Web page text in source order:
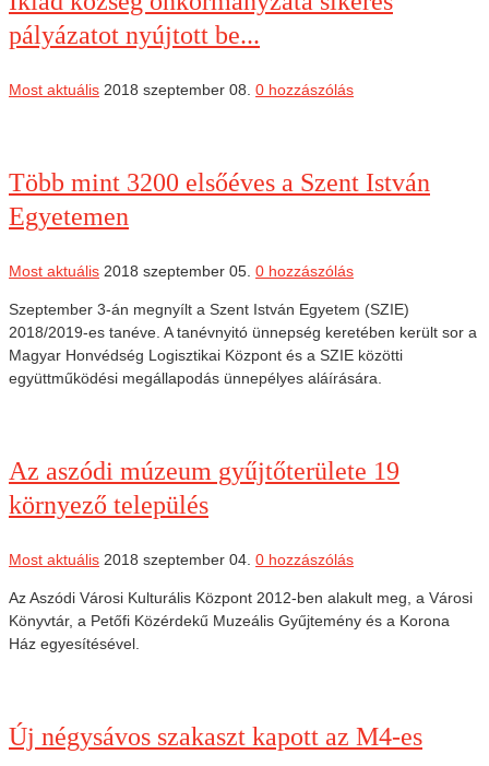
pályázatot nyújtott be...
Most aktuális 2018 szeptember 08. 0 hozzászólás
Több mint 3200 elsőéves a Szent István
Egyetemen
Most aktuális 2018 szeptember 05. 0 hozzászólás
Szeptember 3-án megnyílt a Szent István Egyetem (SZIE)
2018/2019-es tanéve. A tanévnyitó ünnepség keretében került sor a
Magyar Honvédség Logisztikai Központ és a SZIE közötti
együttműködési megállapodás ünnepélyes aláírására.
Az aszódi múzeum gyűjtőterülete 19
környező település
Most aktuális 2018 szeptember 04. 0 hozzászólás
Az Aszódi Városi Kulturális Központ 2012-ben alakult meg, a Városi
Könyvtár, a Petőfi Közérdekű Muzeális Gyűjtemény és a Korona
Ház egyesítésével.
Új négysávos szakaszt kapott az M4-es